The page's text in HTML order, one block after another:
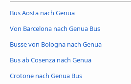
Bus Aosta nach Genua
Von Barcelona nach Genua Bus
Busse von Bologna nach Genua
Bus ab Cosenza nach Genua
Crotone nach Genua Bus